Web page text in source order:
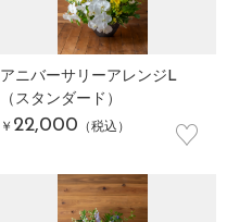
アニバーサリーアレンジL
（スタンダード）
￥ 22,000 （税込） ♡